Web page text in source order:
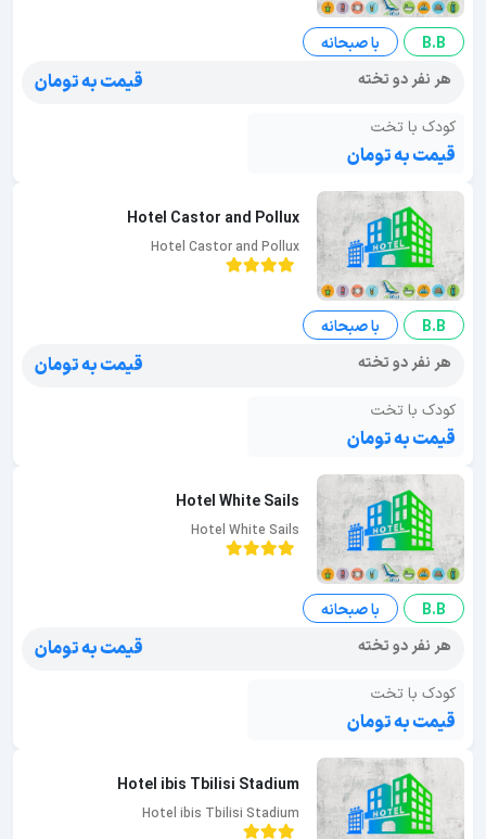
B.B
با صبحانه
هر نفر دو تخته
قیمت به تومان
کودک با تخت
قیمت به تومان
Hotel Castor and Pollux
Hotel Castor and Pollux
B.B
با صبحانه
هر نفر دو تخته
قیمت به تومان
کودک با تخت
قیمت به تومان
Hotel White Sails
Hotel White Sails
B.B
با صبحانه
هر نفر دو تخته
قیمت به تومان
کودک با تخت
قیمت به تومان
Hotel ibis Tbilisi Stadium
Hotel ibis Tbilisi Stadium